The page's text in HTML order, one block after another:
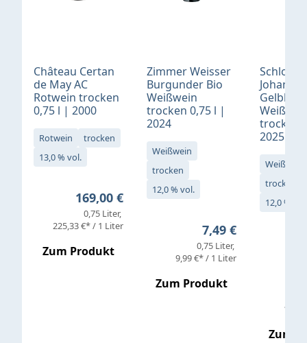
Château Certan
de May AC
Rotwein trocken
0,75 l | 2000
Rotwein
trocken
13,0 % vol.
Regulärer Preis:
169,00 €
0,75 Liter
225,33 €* / 1 Liter
Zum Produkt
Zimmer Weisser
Burgunder Bio
Weißwein
trocken 0,75 l |
2024
Weißwein
trocken
12,0 % vol.
Regulärer Preis:
7,49 €
0,75 Liter
9,99 €* / 1 Liter
Zum Produkt
Schloß
Gelblack
trocken
2025
Weißwein
trocken
12,0 % vol.
Zum